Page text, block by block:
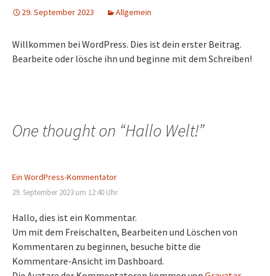
29. September 2023 Allgemein
Willkommen bei WordPress. Dies ist dein erster Beitrag.
Bearbeite oder lösche ihn und beginne mit dem Schreiben!
One thought on “Hallo Welt!”
Ein WordPress-Kommentator
29. September 2023 um 12:40 Uhr
Hallo, dies ist ein Kommentar.
Um mit dem Freischalten, Bearbeiten und Löschen von
Kommentaren zu beginnen, besuche bitte die
Kommentare-Ansicht im Dashboard.